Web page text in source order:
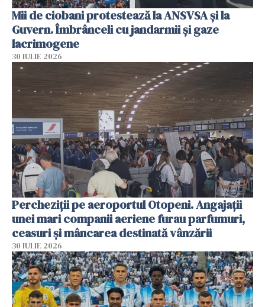
Mii de ciobani protestează la ANSVSA și la
Guvern. Îmbrânceli cu jandarmii și gaze
lacrimogene
30 IULIE 2026
Percheziții pe aeroportul Otopeni. Angajații
unei mari companii aeriene furau parfumuri,
ceasuri și mâncarea destinată vânzării
30 IULIE 2026